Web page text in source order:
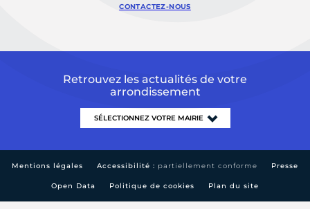
CONTACTEZ-NOUS
Retrouvez les actualités de votre
arrondissement
Mentions légales Accessibilité : partiellement conforme Presse
Open Data Politique de cookies Plan du site